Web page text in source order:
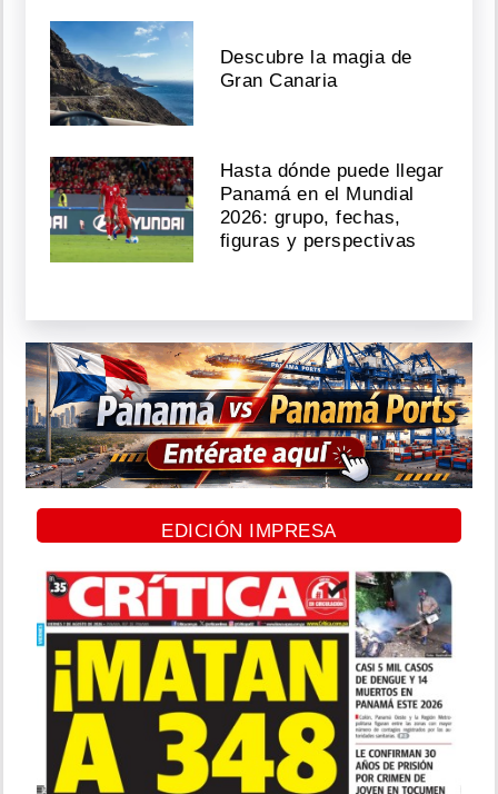
Descubre la magia de
Gran Canaria
Hasta dónde puede llegar
Panamá en el Mundial
2026: grupo, fechas,
figuras y perspectivas
EDICIÓN IMPRESA